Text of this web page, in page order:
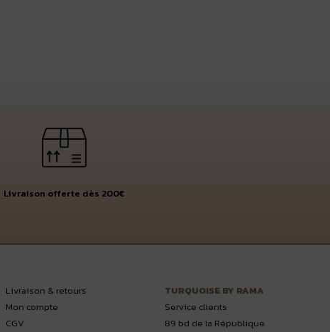
Livraison offerte dès 200€
Livraison & retours
Mon compte
CGV
TURQUOISE BY RAMA
Service clients
89 bd de la République